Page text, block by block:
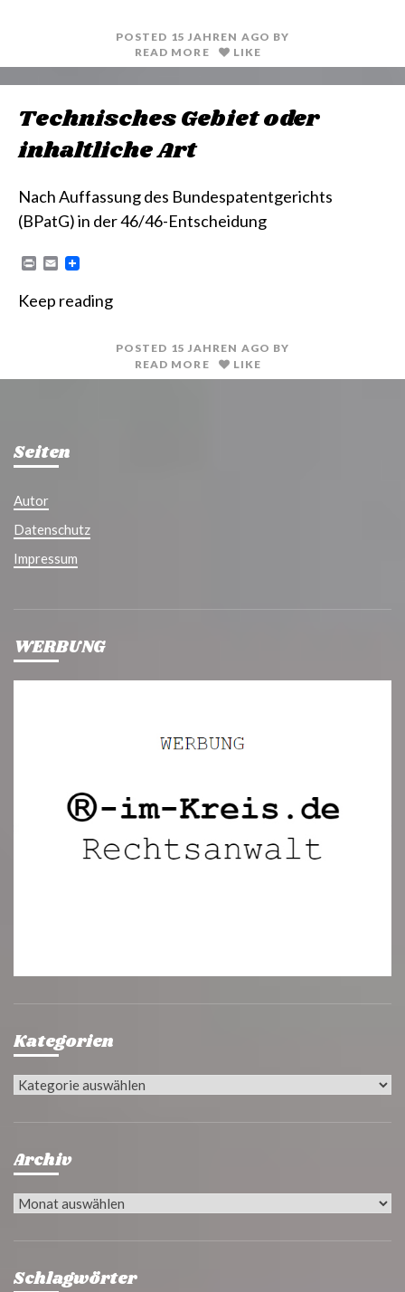
POSTED 15 JAHREN AGO BY
READ MORE
LIKE
Technisches Gebiet oder
inhaltliche Art
Nach Auffassung des Bundespatentgerichts
(BPatG) in der 46/46-Entscheidung
P
n
E
i
Keep reading
POSTED 15 JAHREN AGO BY
READ MORE
LIKE
Seiten
Autor
Datenschutz
Impressum
WERBUNG
Kategorien
Kategorien
Archiv
Archiv
Schlagwörter